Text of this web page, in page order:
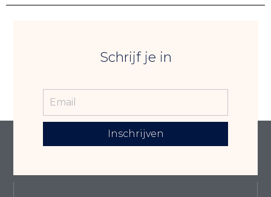
Schrijf je in
Inschrijven